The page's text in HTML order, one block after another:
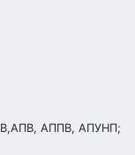
АППВ, АПУНП;